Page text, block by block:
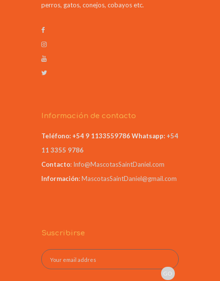
perros, gatos, conejos, cobayos etc.
Información de contacto
Teléfono: +54 9 1133559786Whatsapp: +54
11 3355 9786
Contacto: Info@MascotasSaintDaniel.com
Información:MascotasSaintDaniel@gmail.com
Suscribirse